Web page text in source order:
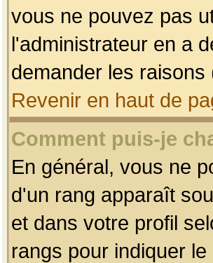
vous ne pouvez pas
l'administrateur en a
demander les
Revenir en haut de
Comment puis-je
En général, vous ne
d'un rang apparaît
et dans votre profil
rangs pour indiquer